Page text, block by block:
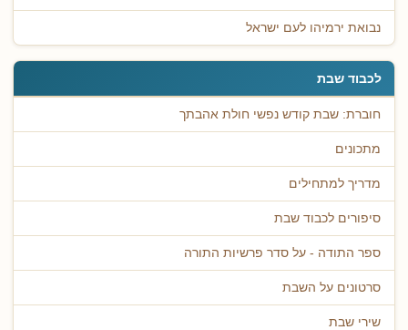
נבואת ירמיהו לעם ישראל
לכבוד שבת
חוברת: שבת קודש נפשי חולת אהבתך
מתכונים
מדריך למתחילים
סיפורים לכבוד שבת
ספר התודה - על סדר פרשיות התורה
סרטונים על השבת
שירי שבת